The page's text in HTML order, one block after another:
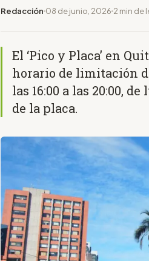
Redacción 08 de junio, 2026 2 min de
El ‘Pico y Placa’ en
horario de limitación
las 16:00 a las 20:00,
de la placa.